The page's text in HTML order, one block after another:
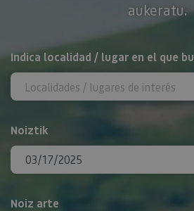
aukeratu.
BILATU
Indica localidad / lugar en el que
Noiztik
Noiz arte